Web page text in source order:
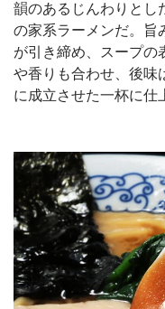
韻のあるじんわりとし
の家系ラーメンだ。旨
が引き締め、スープの
や香りも合わせ、後味
に成立させた一杯に仕